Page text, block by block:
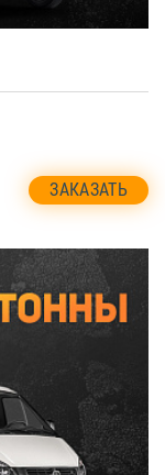
ЗАКАЗАТЬ